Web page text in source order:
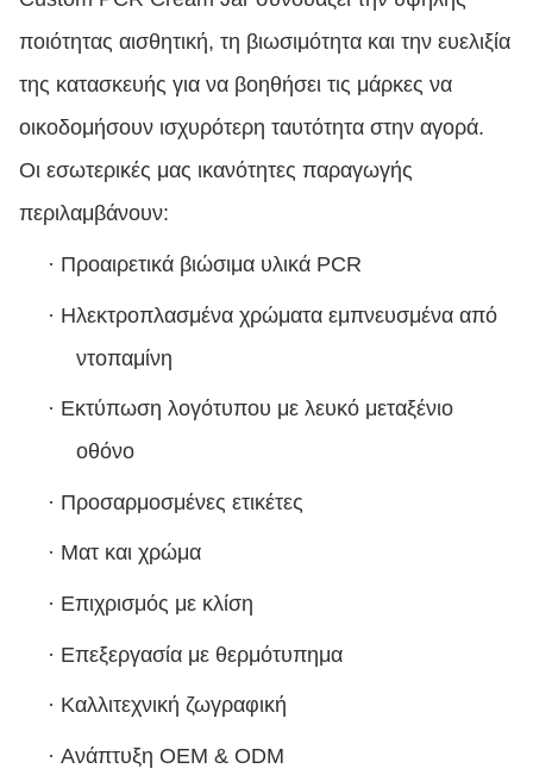
ποιότητας αισθητική, τη βιωσιμότητα και την ευελιξία
της κατασκευής για να βοηθήσει τις μάρκες να
οικοδομήσουν ισχυρότερη ταυτότητα στην αγορά.
Οι εσωτερικές μας ικανότητες παραγωγής
περιλαμβάνουν:
· Προαιρετικά βιώσιμα υλικά PCR
· Ηλεκτροπλασμένα χρώματα εμπνευσμένα από
ντοπαμίνη
· Εκτύπωση λογότυπου με λευκό μεταξένιο
οθόνο
· Προσαρμοσμένες ετικέτες
· Ματ και χρώμα
· Επιχρισμός με κλίση
· Επεξεργασία με θερμότυπημα
· Καλλιτεχνική ζωγραφική
· Ανάπτυξη OEM & ODM